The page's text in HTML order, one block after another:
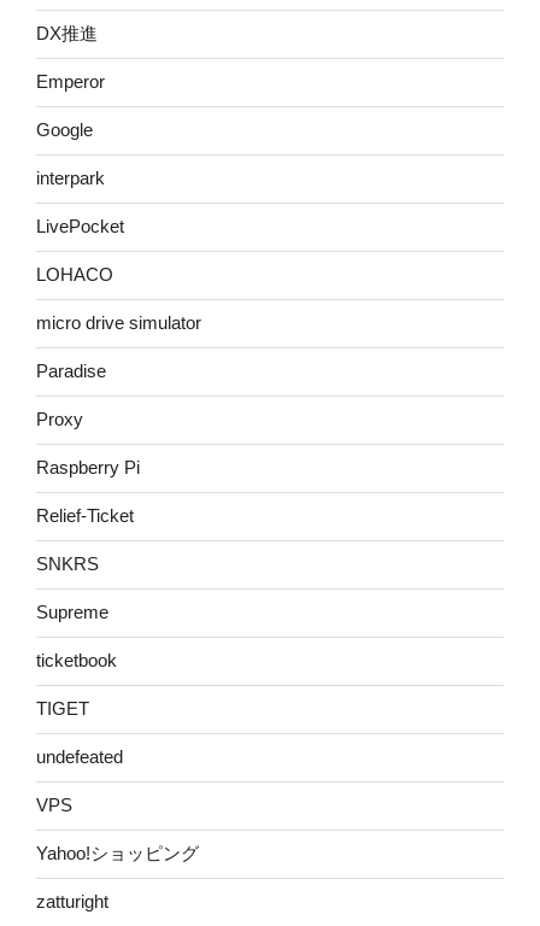
DX推進
Emperor
Google
interpark
LivePocket
LOHACO
micro drive simulator
Paradise
Proxy
Raspberry Pi
Relief-Ticket
SNKRS
Supreme
ticketbook
TIGET
undefeated
VPS
Yahoo!ショッピング
zatturight